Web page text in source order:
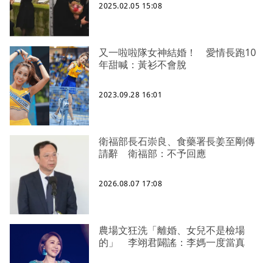
2025.02.05 15:08
又一啦啦隊女神結婚！ 愛情長跑10
年甜喊：黃衫不會脫
2023.09.28 16:01
衛福部長石崇良、食藥署長姜至剛傳
請辭 衛福部：不予回應
2026.08.07 17:08
農場文狂洗「離婚、女兒不是檢場
的」 李翊君闢謠：李媽一度當真